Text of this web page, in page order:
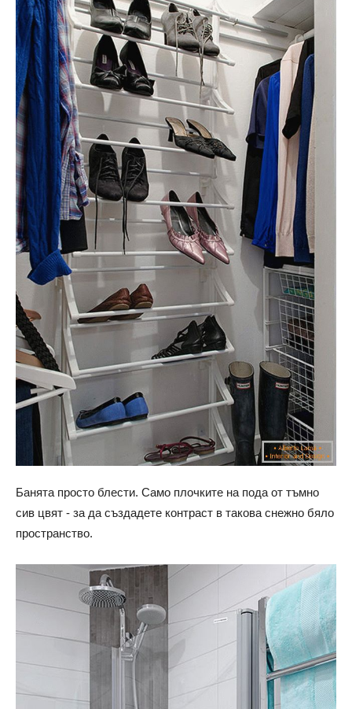
Банята просто блести. Само плочките на пода от тъмно
сив цвят - за да създадете контраст в такова снежно бяло
пространство.